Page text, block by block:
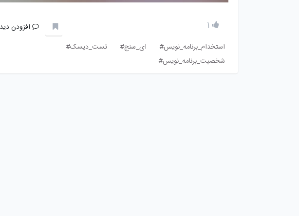
1
افزودن
استخدام_برنامه_نویس#
ای_سنج#
تست_دیسک#
شخصیت_برنامه_نویس#